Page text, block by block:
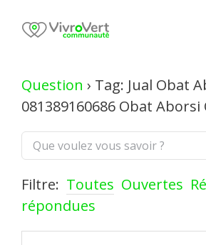
Question › Tag: Jual Obat
081389160686 Obat Aborsi
Filtre: Toutes Ouvertes
répondues